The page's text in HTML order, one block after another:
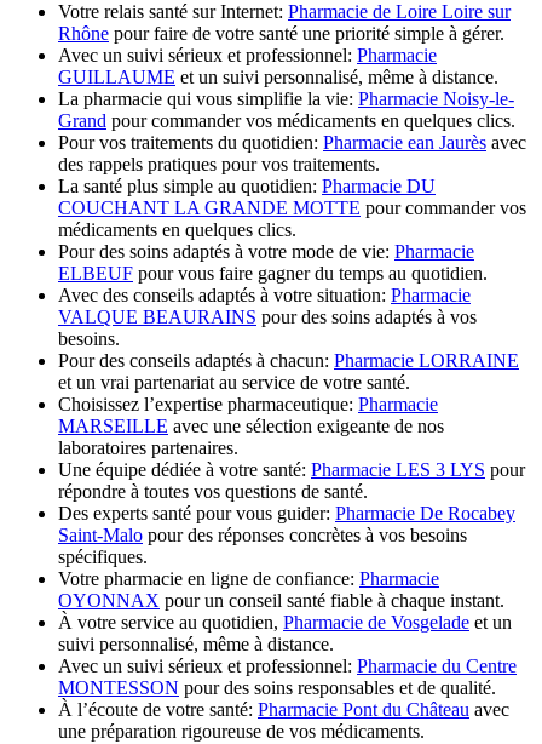
Votre relais santé sur Internet: Pharmacie de Loire Loire sur
Rhône pour faire de votre santé une priorité simple à gérer.
Avec un suivi sérieux et professionnel: Pharmacie
GUILLAUME et un suivi personnalisé, même à distance.
La pharmacie qui vous simplifie la vie: Pharmacie Noisy-le-
Grand pour commander vos médicaments en quelques clics.
Pour vos traitements du quotidien: Pharmacie ean Jaurès avec
des rappels pratiques pour vos traitements.
La santé plus simple au quotidien: Pharmacie DU
COUCHANT LA GRANDE MOTTE pour commander vos
médicaments en quelques clics.
Pour des soins adaptés à votre mode de vie: Pharmacie
ELBEUF pour vous faire gagner du temps au quotidien.
Avec des conseils adaptés à votre situation: Pharmacie
VALQUE BEAURAINS pour des soins adaptés à vos
besoins.
Pour des conseils adaptés à chacun: Pharmacie LORRAINE
et un vrai partenariat au service de votre santé.
Choisissez l’expertise pharmaceutique: Pharmacie
MARSEILLE avec une sélection exigeante de nos
laboratoires partenaires.
Une équipe dédiée à votre santé: Pharmacie LES 3 LYS pour
répondre à toutes vos questions de santé.
Des experts santé pour vous guider: Pharmacie De Rocabey
Saint-Malo pour des réponses concrètes à vos besoins
spécifiques.
Votre pharmacie en ligne de confiance: Pharmacie
OYONNAX pour un conseil santé fiable à chaque instant.
À votre service au quotidien, Pharmacie de Vosgelade et un
suivi personnalisé, même à distance.
Avec un suivi sérieux et professionnel: Pharmacie du Centre
MONTESSON pour des soins responsables et de qualité.
À l’écoute de votre santé: Pharmacie Pont du Château avec
une préparation rigoureuse de vos médicaments.